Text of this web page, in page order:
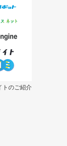
トのご紹介